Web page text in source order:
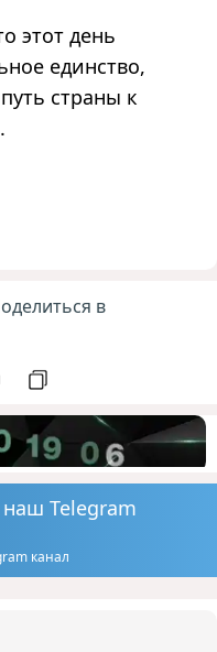
этот день
единство,
страны к
в
Telegram
канал